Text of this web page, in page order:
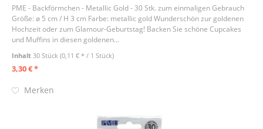
PME - Backförmchen - Metallic Gold - 30 Stk. zum einmaligen Gebrauch
Größe: ø 5 cm / H 3 cm Farbe: metallic gold Wunderschön zur goldenen
Hochzeit oder zum Glamour-Geburtstag! Backen Sie schöne Cupcakes
und Muffins in diesen goldenen...
Inhalt 30 Stück(0,11 € * / 1 Stück)
3,30 € *
Merken